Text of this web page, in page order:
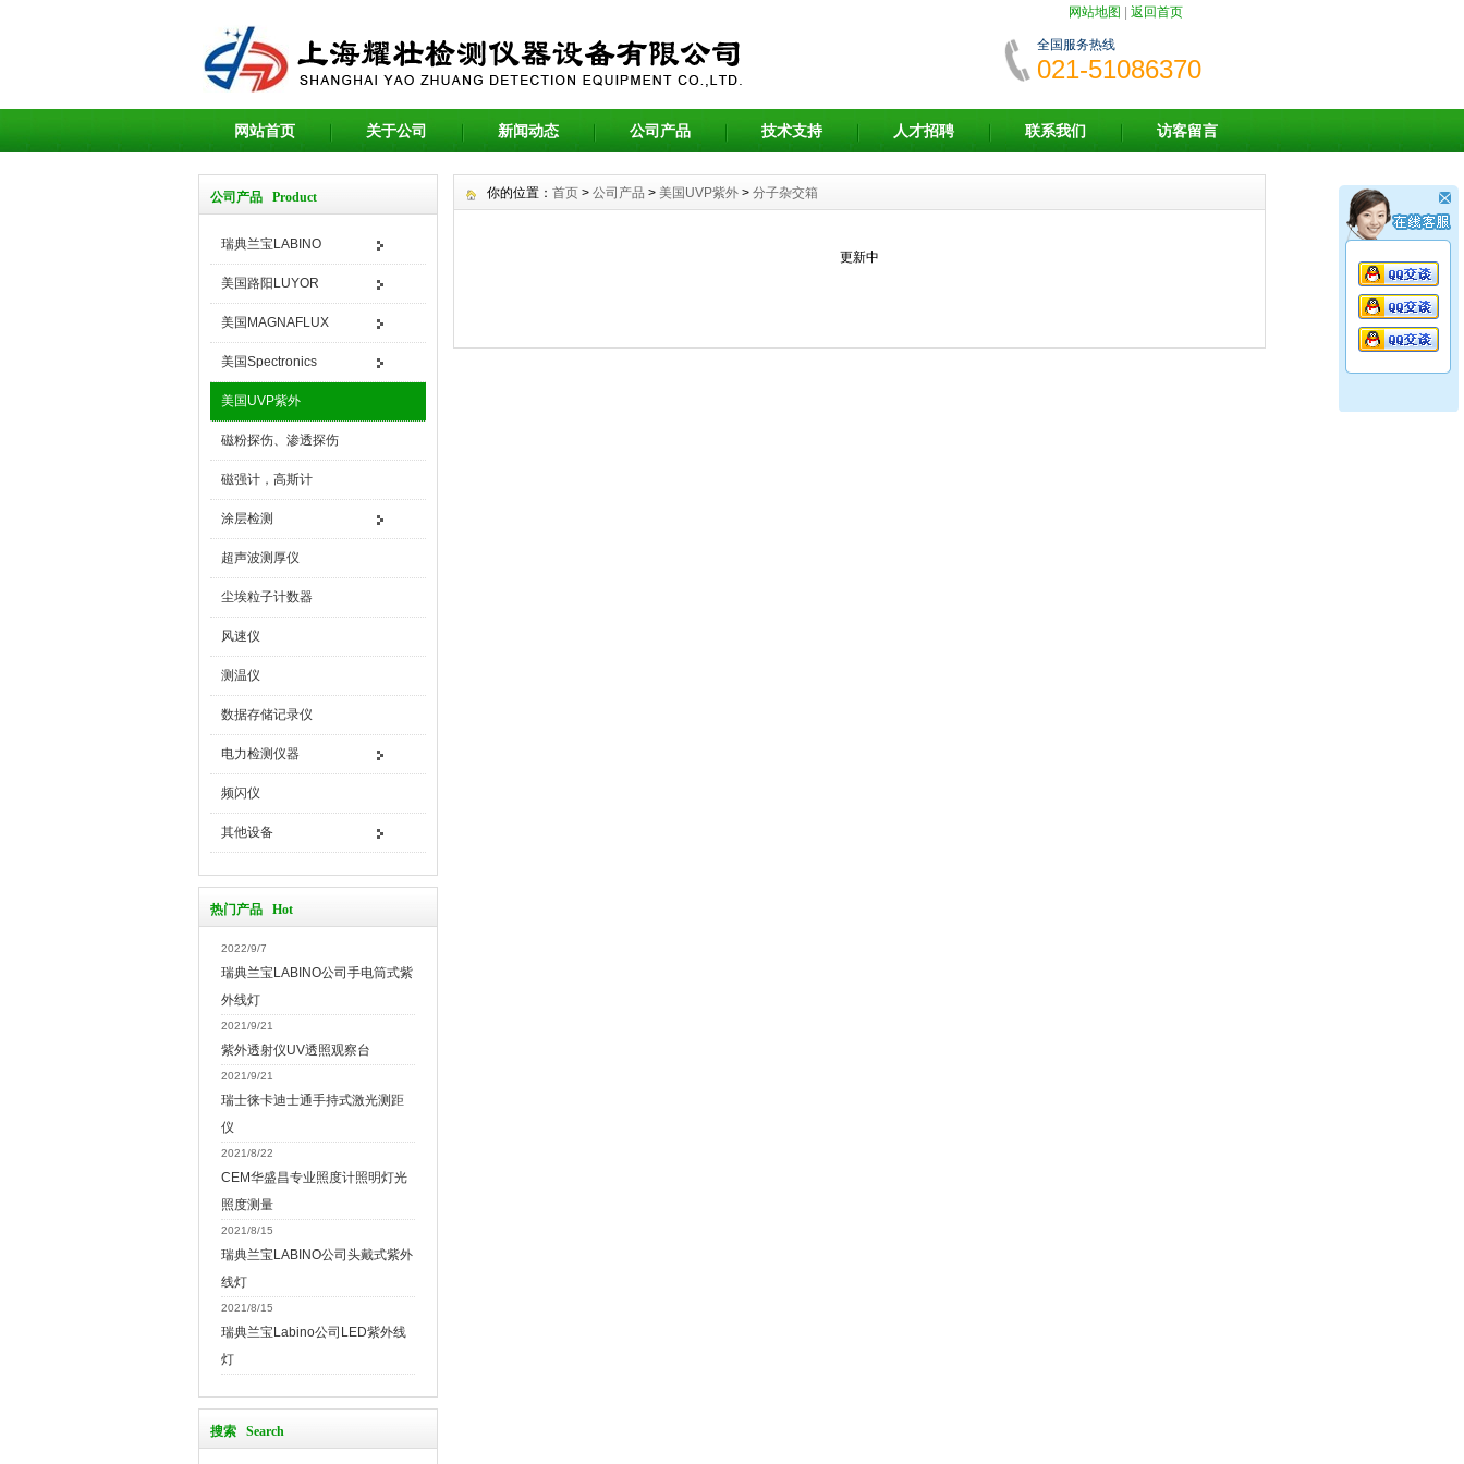
网站地图 返回首页
全国服务热线
021-51086370
网站首页 关于公司 新闻动态 公司产品 技术支持 人才招聘 联系我们 访客留言
公司产品 Product
瑞典兰宝LABINO
美国路阳LUYOR
美国MAGNAFLUX
美国Spectronics
美国UVP紫外
磁粉探伤、渗透探伤
磁强计，高斯计
涂层检测
超声波测厚仪
尘埃粒子计数器
风速仪
测温仪
数据存储记录仪
电力检测仪器
频闪仪
其他设备
热门产品 Hot
2022/9/7
瑞典兰宝LABINO公司手电筒式紫
外线灯
2021/9/21
紫外透射仪UV透照观察台
2021/9/21
瑞士徕卡迪士通手持式激光测距
仪
2021/8/22
CEM华盛昌专业照度计照明灯光
照度测量
2021/8/15
瑞典兰宝LABINO公司头戴式紫外
线灯
2021/8/15
瑞典兰宝Labino公司LED紫外线
灯
搜索 Search
你的位置： 首页 > 公司产品 > 美国UVP紫外 > 分子杂交箱
更新中